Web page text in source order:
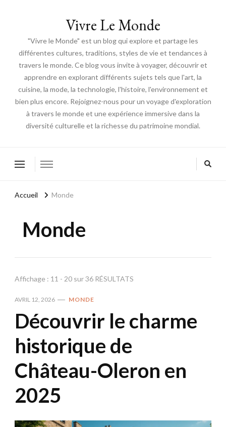
Vivre Le Monde
"Vivre le Monde" est un blog qui explore et partage les
différentes cultures, traditions, styles de vie et tendances à
travers le monde. Ce blog vous invite à voyager, découvrir et
apprendre en explorant différents sujets tels que l'art, la
cuisine, la mode, la technologie, l'histoire, l'environnement et
bien plus encore. Rejoignez-nous pour un voyage d'exploration
à travers le monde et une expérience immersive dans la
diversité culturelle et la richesse du patrimoine mondial.
Accueil Monde
Monde
Affichage : 11 - 20 sur 36 RÉSULTATS
AVRIL 12, 2026 MONDE
Découvrir le charme
historique de
Château-Oleron en
2025